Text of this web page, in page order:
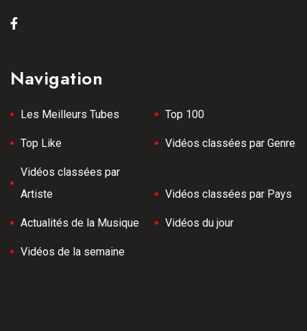
Navigation
Les Meilleurs Tubes Top 100
Top Like Vidéos classées par Genre
Vidéos classées par
Artiste
Vidéos classées par Pays
Actualités de la Musique Vidéos du jour
Vidéos de la semaine